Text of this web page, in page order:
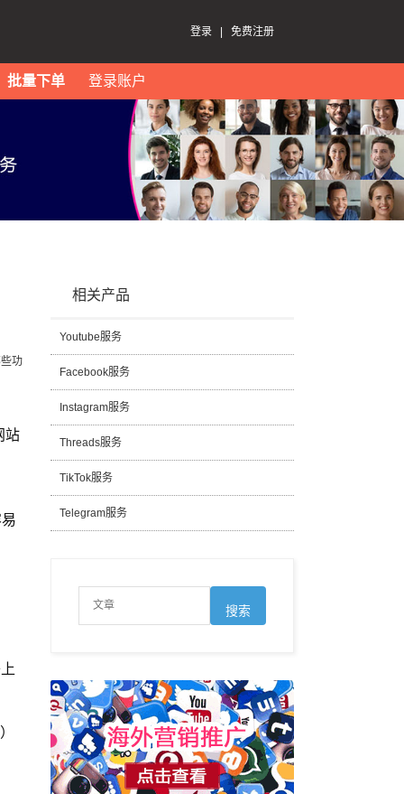
登录 免费注册
批量下单 登录账户
功
站
相关产品
Youtube服务
Facebook服务
Instagram服务
Threads服务
TikTok服务
Telegram服务